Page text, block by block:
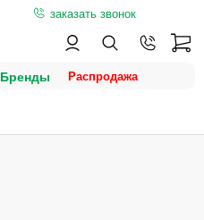
заказать звонок
Бренды